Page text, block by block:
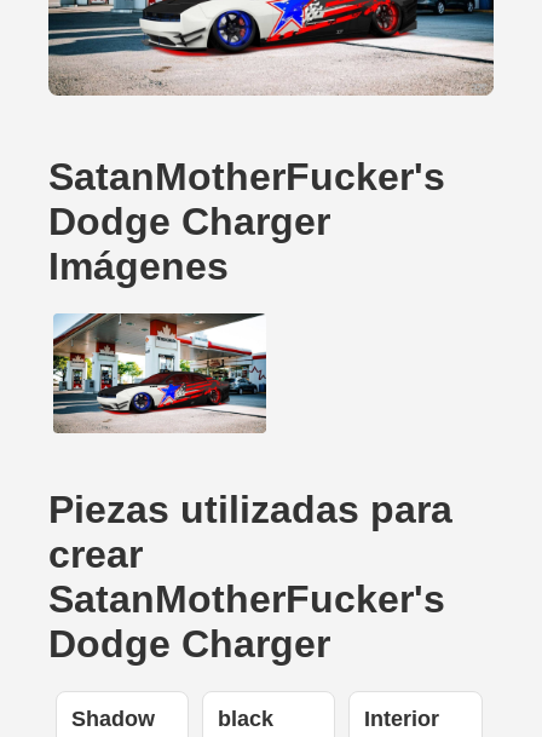
SatanMotherFucker's
Dodge Charger
Imágenes
Piezas utilizadas para
crear
SatanMotherFucker's
Dodge Charger
Shadow black Interior